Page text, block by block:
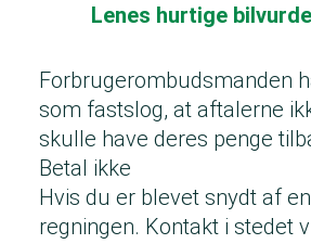
Lenes hurtige
Forbrugerombudsmanden
som fastslog, at aftalerne
skulle have deres penge
Betal ikke
Hvis du er blevet snydt af
regningen. Kontakt i stedet